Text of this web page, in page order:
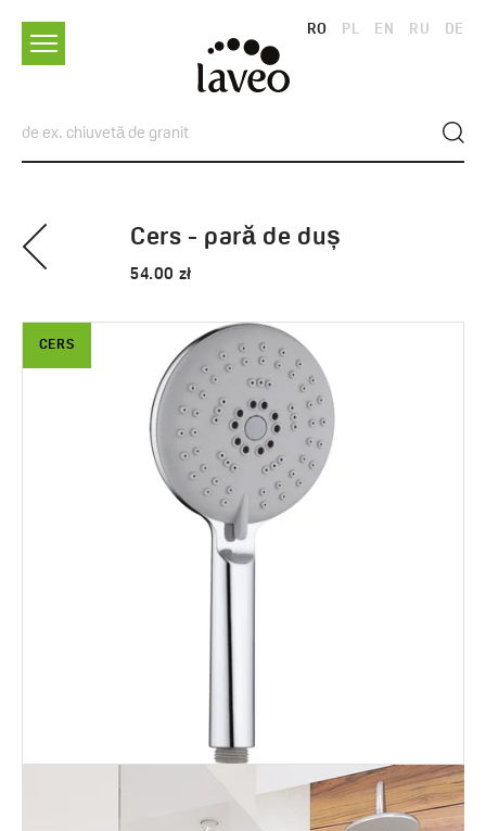
RO PL EN RU DE
Cers - pară de duș
54.00 zł
CERS